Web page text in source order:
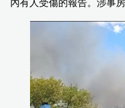
內有人受傷的報告。涉事